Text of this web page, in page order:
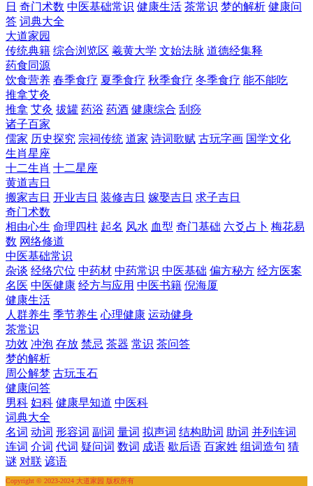
日 奇门术数 中医基础常识 健康生活 茶常识 梦的解析 健康问
答 词典大全
大道家园
传统典籍 综合浏览区 羲黄大学 文始法脉 道德经集释
药食同源
饮食营养 春季食疗 夏季食疗 秋季食疗 冬季食疗 能不能吃
推拿艾灸
推拿 艾灸 拔罐 药浴 药酒 健康综合 刮痧
诸子百家
儒家 历史探究 宗祠传统 道家 诗词歌赋 古玩字画 国学文化
生肖星座
十二生肖 十二星座
黄道吉日
搬家吉日 开业吉日 装修吉日 嫁娶吉日 求子吉日
奇门术数
相由心生 命理四柱 起名 风水 血型 奇门基础 六爻占卜 梅花易
数 网络修道
中医基础常识
杂谈 经络穴位 中药材 中药常识 中医基础 偏方秘方 经方医案
名医 中医健康 经方与应用 中医书籍 倪海厦
健康生活
人群养生 季节养生 心理健康 运动健身
茶常识
功效 冲泡 存放 禁忌 茶器 常识 茶问答
梦的解析
周公解梦 古玩玉石
健康问答
男科 妇科 健康早知道 中医科
词典大全
名词 动词 形容词 副词 量词 拟声词 结构助词 助词 并列连词
连词 介词 代词 疑问词 数词 成语 歇后语 百家姓 组词造句 猜
谜 对联 谚语
Copyright © 2023-2024 大道家园 版权所有